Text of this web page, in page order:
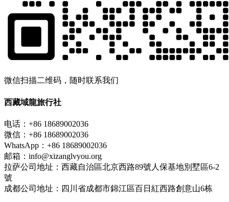
微信扫描二维码，随时联系我们
西藏域龍旅行社
电话：+86 18689002036
微信：+86 18689002036
WhatsApp：+86 18689002036
邮箱：info@xizanglvyou.org
拉萨公司地址：西藏自治區北京西路89號人保基地別墅區6-2
號
成都公司地址：四川省成都市錦江區百日紅西路創意山6栋